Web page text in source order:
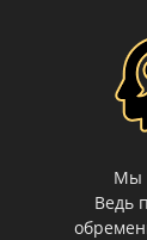
Мы
Ведь